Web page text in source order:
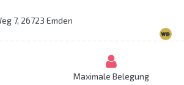
7, 26723 Emden
Maximale Belegung